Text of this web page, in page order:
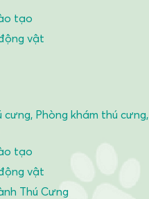
tạo
vật
Phòng khám thú cưng,
tạo
vật
Thú Cưng